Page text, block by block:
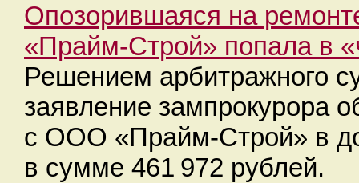
Опозорившаяся на
«Прайм-Строй» попала в
Решением арбитражного
заявление зампрокурора
с ООО «Прайм-Строй» в
в сумме 461 972 рублей.